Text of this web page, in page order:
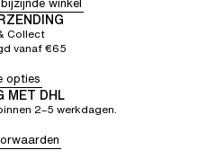
Collect
vanaf €65
opties
MET DHL
2–5 werkdagen.